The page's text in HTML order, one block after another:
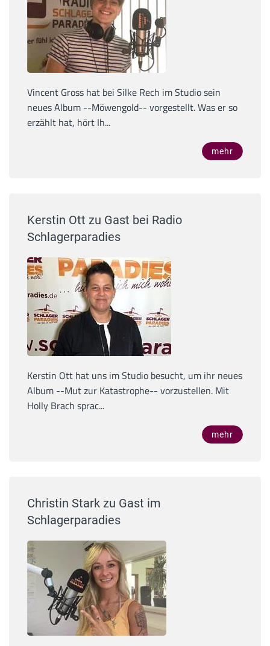
Vincent Gross hat bei Silke Rech im Studio sein
neues Album --Möwengold-- vorgestellt. Was er so
erzählt hat, hört Ih...
mehr
Kerstin Ott zu Gast bei Radio
Schlagerparadies
Kerstin Ott hat uns im Studio besucht, um ihr neues
Album --Mut zur Katastrophe-- vorzustellen. Mit
Holly Brach sprac...
mehr
Christin Stark zu Gast im
Schlagerparadies